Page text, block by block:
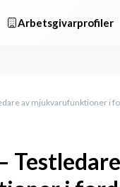
Arbetsgivarprofiler
av mjukvarufunktioner i